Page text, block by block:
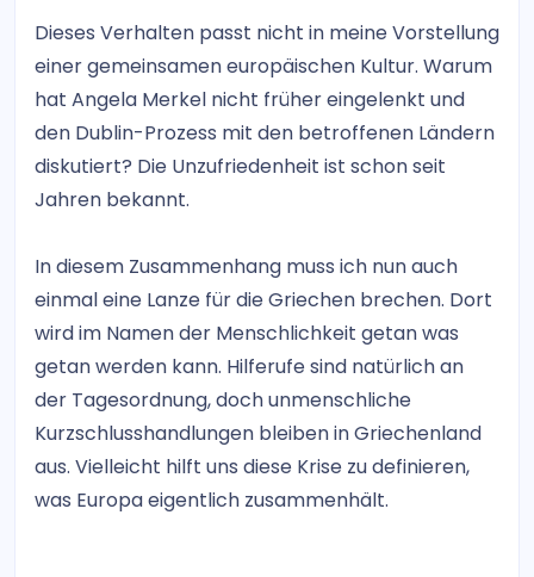
Dieses Verhalten passt nicht in meine Vorstellung
einer gemeinsamen europäischen Kultur. Warum
hat Angela Merkel nicht früher eingelenkt und
den Dublin-Prozess mit den betroffenen Ländern
diskutiert? Die Unzufriedenheit ist schon seit
Jahren bekannt.
In diesem Zusammenhang muss ich nun auch
einmal eine Lanze für die Griechen brechen. Dort
wird im Namen der Menschlichkeit getan was
getan werden kann. Hilferufe sind natürlich an
der Tagesordnung, doch unmenschliche
Kurzschlusshandlungen bleiben in Griechenland
aus. Vielleicht hilft uns diese Krise zu definieren,
was Europa eigentlich zusammenhält.